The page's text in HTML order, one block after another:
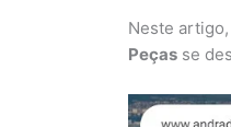
Neste
Peças se